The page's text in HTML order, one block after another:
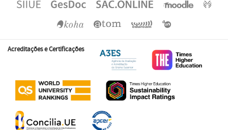
Acreditações e Certificações